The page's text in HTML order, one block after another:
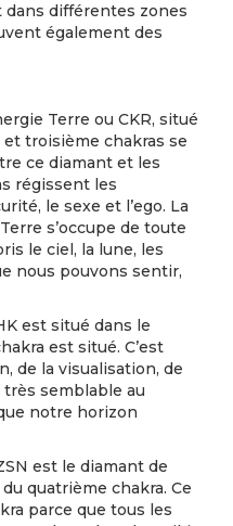
dans différentes zones
également des
Terre ou CKR, situé
troisième chakras se
ce diamant et les
régissent les
le sexe et l’ego. La
s’occupe de toute
le ciel, la lune, les
nous pouvons sentir,
est situé dans le
est situé. C’est
de la visualisation, de
très semblable au
notre horizon
est le diamant de
quatrième chakra. Ce
parce que tous les